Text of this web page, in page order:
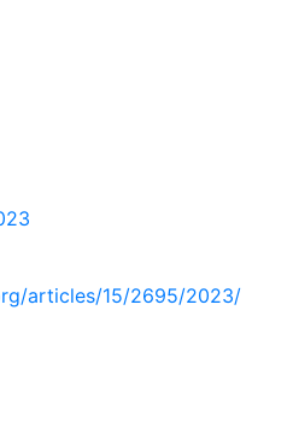
articles/15/2695/2023/